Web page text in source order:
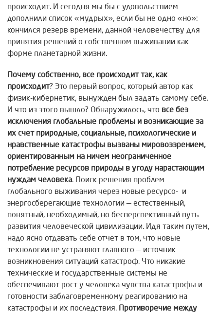
происходит. И сегодня мы бы с удовольствием
дополнили список «мудрых», если бы не одно «но»:
кончился резерв времени, данной человечеству для
принятия решений о собственном выживании как
форме планетарной жизни.
Почему собственно, все происходит так, как
происходит? Это первый вопрос, который автор как
физик-кибернетик, вынужден был задать самому себе.
И что из этого вышло? Обнаружилось, что все без
исключения глобальные проблемы и возникающие за
их счет природные, социальные, психологические и
нравственные катастрофы вызваны мировоззрением,
ориентированным на ничем неограниченное
потребление ресурсов природы в угоду нарастающим
нуждам человека. Поиск решения проблем
глобального выживания через новые ресурсо- и
энергосберегающие технологии — естественный,
понятный, необходимый, но бесперспективный путь
развития человеческой цивилизации. Идя таким путем,
надо ясно отдавать себе отчет в том, что новые
технологии не устраняют главного — источник
возникновения ситуаций катастроф. Что никакие
технические и государственные системы не
обеспечивают рост у человека чувства катастрофы и
готовности заблаговременному реагированию на
катастрофы и их последствия. Противоречие между